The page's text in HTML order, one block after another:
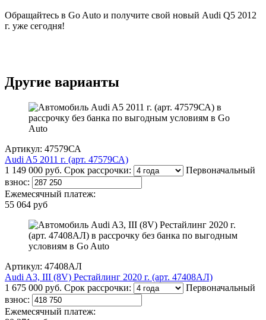
Обращайтесь в Go Auto и получите свой новый Audi Q5 2012
г. уже сегодня!
Другие варианты
Артикул: 47579СА
Audi A5 2011 г. (арт. 47579СА)
1 149 000 руб. Срок рассрочки:
Первоначальный
взнос:
Ежемесячный платеж:
55 064 руб
Артикул: 47408АЛ
Audi A3, III (8V) Рестайлинг 2020 г. (арт. 47408АЛ)
1 675 000 руб. Срок рассрочки:
Первоначальный
взнос:
Ежемесячный платеж: